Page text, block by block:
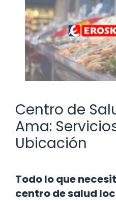
Centro de
Ama:
Ubicación
Todo lo que
centro de salud